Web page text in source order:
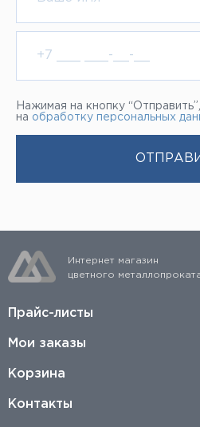
Нажимая на кнопку
на обработку персональных
Интернет магазин
цветного
Прайс-листы
Мои заказы
Корзина
Контакты